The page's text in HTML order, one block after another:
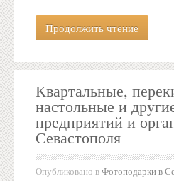
Продолжить чтение
Квартальные,
настольные и
предприятий и
Севастополя
Опубликовано вФотоподарки в